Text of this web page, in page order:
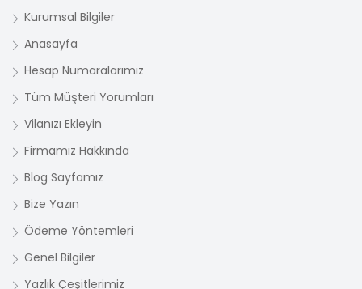
Kurumsal Bilgiler
Anasayfa
Hesap Numaralarımız
Tüm Müşteri Yorumları
Vilanızı Ekleyin
Firmamız Hakkında
Blog Sayfamız
Bize Yazın
Ödeme Yöntemleri
Genel Bilgiler
Yazlık Çeşitlerimiz